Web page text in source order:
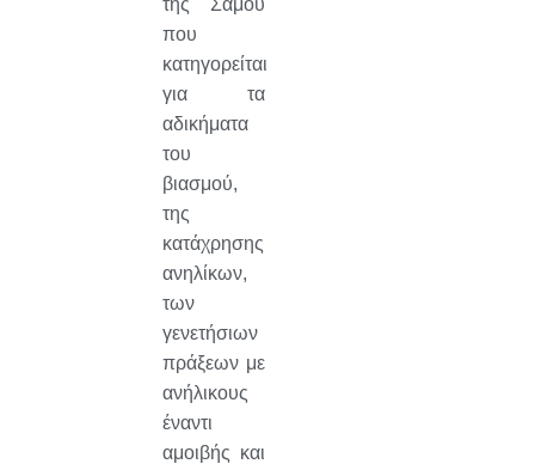
της Σάμου
που
κατηγορείται
για τα
αδικήματα
του
βιασμού,
της
κατάχρησης
ανηλίκων,
των
γενετήσιων
πράξεων με
ανήλικους
έναντι
αμοιβής και